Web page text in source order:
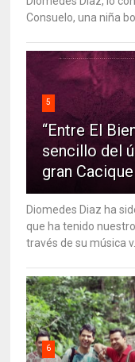
Consuelo, una niña
5
“Entre El
sencillo del
gran
Diomedes Diaz ha
que ha tenido
través de su música v...
6